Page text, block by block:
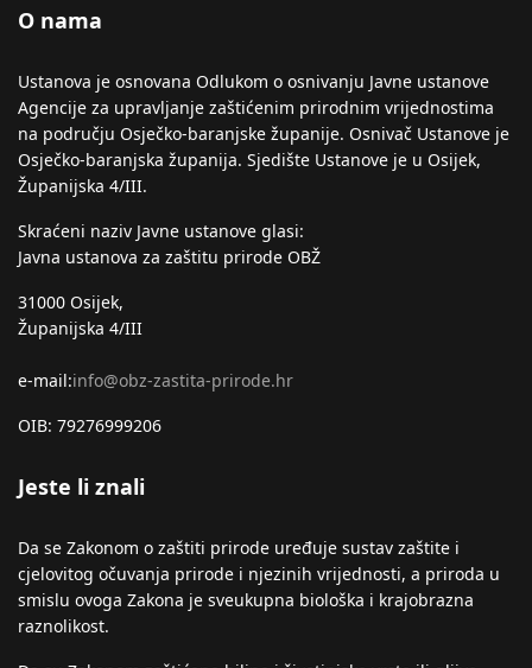
O nama
Ustanova je osnovana Odlukom o osnivanju Javne ustanove
Agencije za upravljanje zaštićenim prirodnim vrijednostima
na području Osječko-baranjske županije. Osnivač Ustanove je
Osječko-baranjska županija. Sjedište Ustanove je u Osijek,
Županijska 4/III.
Skraćeni naziv Javne ustanove glasi:
Javna ustanova za zaštitu prirode OBŽ
31000 Osijek,
Županijska 4/III
e-mail:info@obz-zastita-prirode.hr
OIB: 79276999206
Jeste li znali
Da se Zakonom o zaštiti prirode uređuje sustav zaštite i
cjelovitog očuvanja prirode i njezinih vrijednosti, a priroda u
smislu ovoga Zakona je sveukupna biološka i krajobrazna
raznolikost.